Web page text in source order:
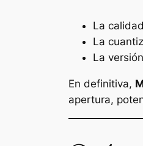
La
La
La
En definitiva,
apertura,